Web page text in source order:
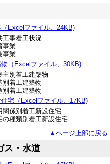
Excelファイル、24KB)
工事着工状況
事業
事業
（Excelファイル、30KB)
主別着工建築物
別着工建築物
別着工建築物
宅（Excelファイル、17KB)
関係別着工新設住宅
の種類別着工新設住宅
▲ページ上部に戻る
ス・水道